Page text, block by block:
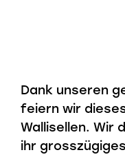
Dank unseren
feiern wir
Wallisellen. Wir
ihr